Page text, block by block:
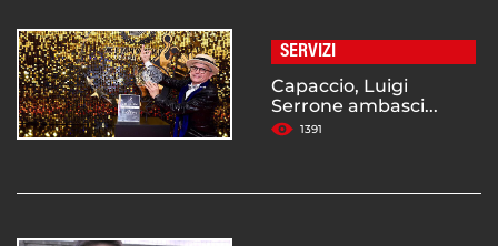
SERVIZI
Capaccio, Luigi
Serrone ambasci...
1391